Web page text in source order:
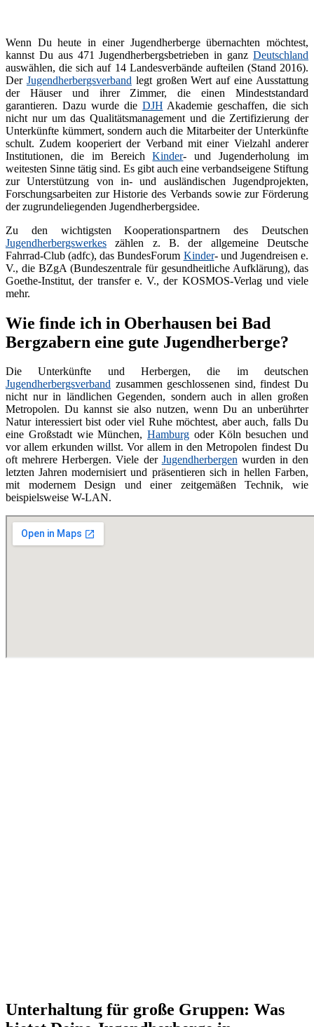
Wenn Du heute in einer Jugendherberge übernachten möchtest,
kannst Du aus 471 Jugendherbergsbetrieben in ganz Deutschland
auswählen, die sich auf 14 Landesverbände aufteilen (Stand 2016).
Der Jugendherbergsverband legt großen Wert auf eine Ausstattung
der Häuser und ihrer Zimmer, die einen Mindeststandard
garantieren. Dazu wurde die DJH Akademie geschaffen, die sich
nicht nur um das Qualitätsmanagement und die Zertifizierung der
Unterkünfte kümmert, sondern auch die Mitarbeiter der Unterkünfte
schult. Zudem kooperiert der Verband mit einer Vielzahl anderer
Institutionen, die im BereichKinder- und Jugenderholung im
weitesten Sinne tätig sind. Es gibt auch eine verbandseigene Stiftung
zur Unterstützung von in- und ausländischen Jugendprojekten,
Forschungsarbeiten zur Historie des Verbands sowie zur Förderung
der zugrundeliegenden Jugendherbergsidee.
Zu den wichtigsten Kooperationspartnern des Deutschen
Jugendherbergswerkes zählen z. B. der allgemeine Deutsche
Fahrrad-Club (adfc), das BundesForum Kinder- und Jugendreisen e.
V., die BZgA (Bundeszentrale für gesundheitliche Aufklärung), das
Goethe-Institut, der transfer e. V., der KOSMOS-Verlag und viele
mehr.
Wie finde ich in Oberhausen bei Bad
Bergzabern eine gute Jugendherberge?
Die Unterkünfte und Herbergen, die im deutschen
Jugendherbergsverband zusammen geschlossenen sind, findest Du
nicht nur in ländlichen Gegenden, sondern auch in allen großen
Metropolen. Du kannst sie also nutzen, wenn Du an unberührter
Natur interessiert bist oder viel Ruhe möchtest, aber auch, falls Du
eine Großstadt wie München, Hamburg oder Köln besuchen und
vor allem erkunden willst. Vor allem in den Metropolen findest Du
oft mehrere Herbergen. Viele der Jugendherbergenwurden in den
letzten Jahren modernisiert und präsentieren sich in hellen Farben,
mit modernem Design und einer zeitgemäßen Technik, wie
beispielsweise W-LAN.
Unterhaltung für große Gruppen: Was